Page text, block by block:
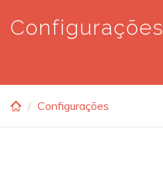
Configurações
Configurações